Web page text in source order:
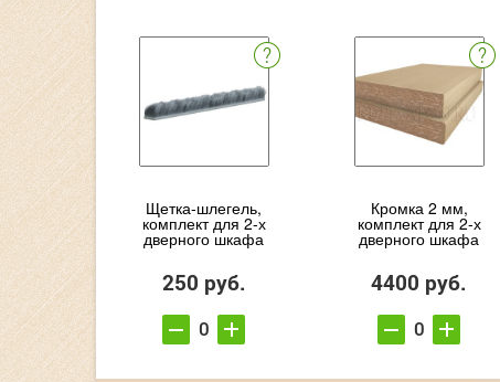
Щетка-шлегель,
комплект для 2-х
дверного шкафа
250 руб.
Кромка 2 мм,
комплект для 2-х
дверного шкафа
4400 руб.